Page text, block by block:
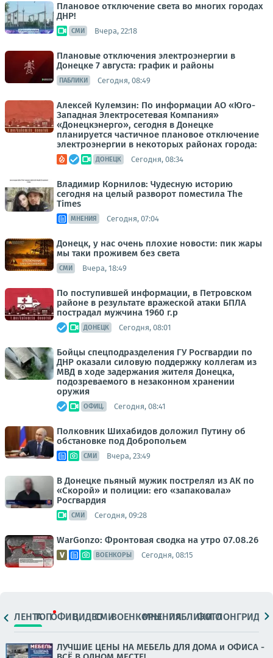
Плановое отключение света во многих городах
ДНР!
СМИ Вчера, 22:18
Плановые отключения электроэнергии в
Донецке 7 августа: график и районы
ПАБЛИКИ Сегодня, 08:49
Алексей Кулемзин: По информации АО «Юго-
Западная Электросетевая Компания»
«Донецкэнерго», сегодня в Донецке
планируется частичное плановое отключение
электроэнергии в некоторых районах города:
ДОНЕЦК Сегодня, 08:34
Владимир Корнилов: Чудесную историю
сегодня на целый разворот поместила The
Times
МНЕНИЯ Сегодня, 07:04
Донецк, у нас очень плохие новости: пик жары
мы таки проживем без света
СМИ Вчера, 18:49
По поступившей информации, в Петровском
районе в результате вражеской атаки БПЛА
пострадал мужчина 1960 г.р
ДОНЕЦК Сегодня, 08:01
Бойцы спецподразделения ГУ Росгвардии по
ДНР оказали силовую поддержку коллегам из
МВД в ходе задержания жителя Донецка,
подозреваемого в незаконном хранении
оружия
ОФИЦ. Сегодня, 08:41
Полковник Шихабидов доложил Путину об
обстановке под Добропольем
СМИ Вчера, 23:49
В Донецке пьяный мужик пострелял из АК по
«Скорой» и полиции: его «запаковала»
Росгвардия
СМИ Сегодня, 09:28
WarGonzo: Фронтовая сводка на утро 07.08.26
ВОЕНКОРЫ Сегодня, 08:15
ЛЕНТАТОПОФИЦ.ВИДЕОСМИВОЕНКОРЫМНЕНИЯПАБЛИКИ
ФОТОЛОНГРИДЫ
ЛУЧШИЕ ЦЕНЫ НА МЕБЕЛЬ ДЛЯ ДОМА и ОФИСА -